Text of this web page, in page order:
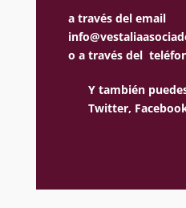
a través del email
o a través del
Y también
Twitter,